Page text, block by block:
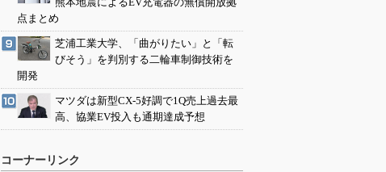
点まとめ
芝浦工業大学、「曲がりたい」と「転
びそう」を判別する二輪車制御技術を
開発
マツダは新型CX-5好調で1Q売上過去最
高、協業EV投入も通期達成予想
コーナーリンク